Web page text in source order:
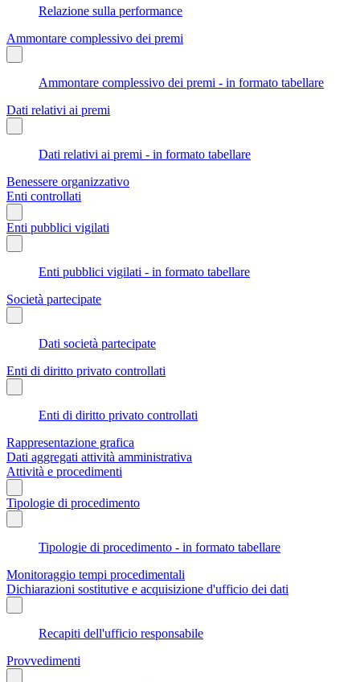
Relazione sulla performance
Ammontare complessivo dei premi
Ammontare complessivo dei premi - in formato tabellare
Dati relativi ai premi
Dati relativi ai premi - in formato tabellare
Benessere organizzativo
Enti controllati
Enti pubblici vigilati
Enti pubblici vigilati - in formato tabellare
Società partecipate
Dati società partecipate
Enti di diritto privato controllati
Enti di diritto privato controllati
Rappresentazione grafica
Dati aggregati attività amministrativa
Attività e procedimenti
Tipologie di procedimento
Tipologie di procedimento - in formato tabellare
Monitoraggio tempi procedimentali
Dichiarazioni sostitutive e acquisizione d'ufficio dei dati
Recapiti dell'ufficio responsabile
Provvedimenti